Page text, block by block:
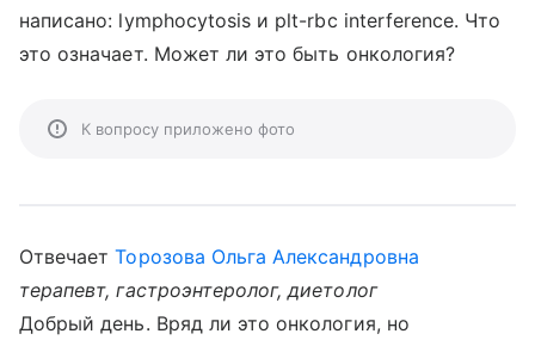
написано: lymphocytosis и plt-rbc interference. Что
это означает. Может ли это быть онкология?
К вопросу приложено фото
ОтвечаетТорозова Ольга Александровна
терапевт, гастроэнтеролог, диетолог
Добрый день. Вряд ли это онкология, но